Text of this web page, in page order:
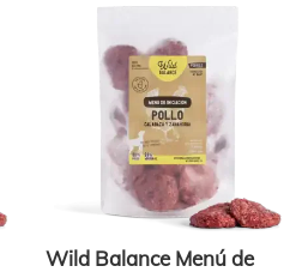
Wild Balance Menú de